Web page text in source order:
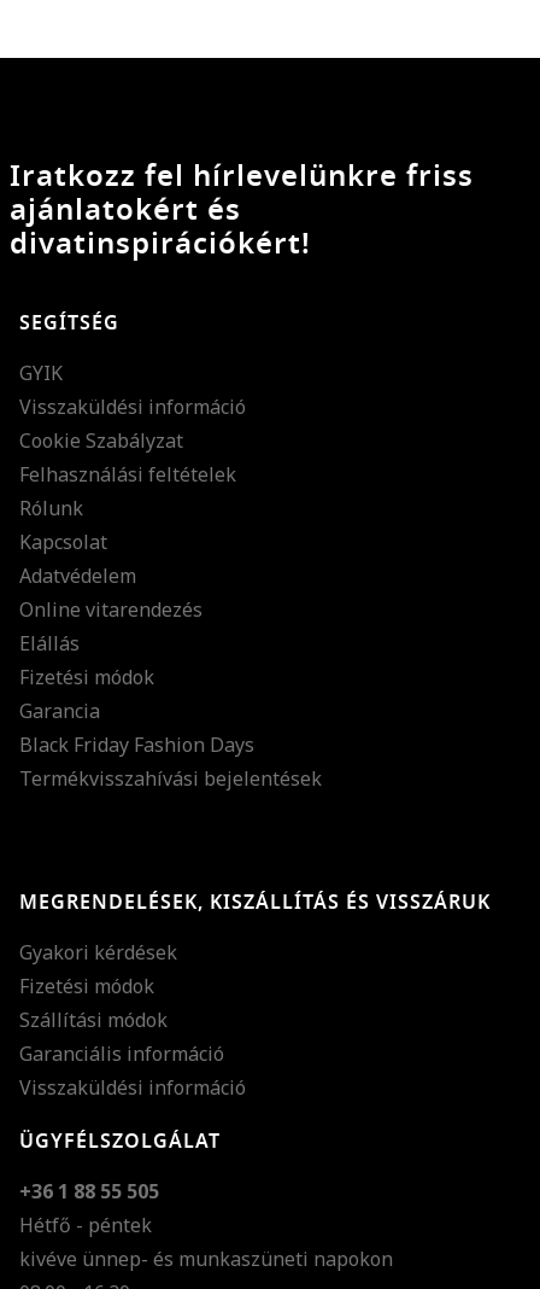
Iratkozz fel hírlevelünkre friss
ajánlatokért és
divatinspirációkért!
SEGÍTSÉG
GYIK
Visszaküldési információ
Cookie Szabályzat
Felhasználási feltételek
Rólunk
Kapcsolat
Adatvédelem
Online vitarendezés
Elállás
Fizetési módok
Garancia
Black Friday Fashion Days
Termékvisszahívási bejelentések
MEGRENDELÉSEK, KISZÁLLÍTÁS ÉS VISSZÁRUK
Gyakori kérdések
Fizetési módok
Szállítási módok
Garanciális információ
Visszaküldési információ
ÜGYFÉLSZOLGÁLAT
+36 1 88 55 505
Hétfő - péntek
kivéve ünnep- és munkaszüneti napokon